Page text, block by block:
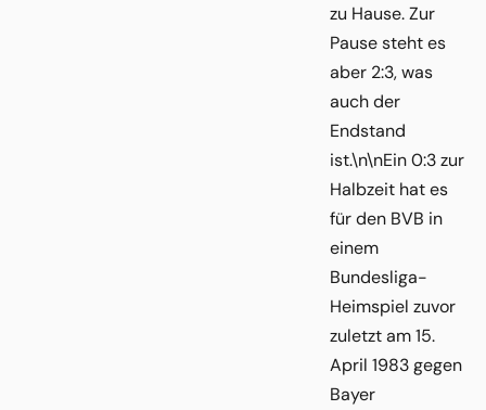
zu Hause. Zur
Pause steht es
aber 2:3, was
auch der
Endstand
ist.\n\nEin 0:3 zur
Halbzeit hat es
für den BVB in
einem
Bundesliga-
Heimspiel zuvor
zuletzt am 15.
April 1983 gegen
Bayer